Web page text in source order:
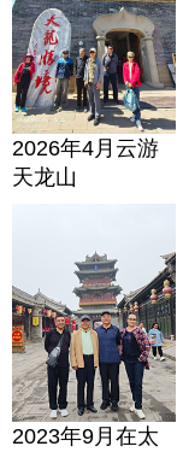
2026年4月云游
天龙山
2023年9月在太